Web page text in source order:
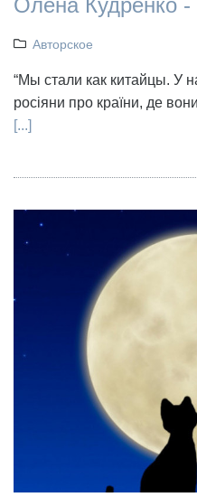
Авторское
“Мы стали как китайцы. У
росіяни про країни, де вони
[...]